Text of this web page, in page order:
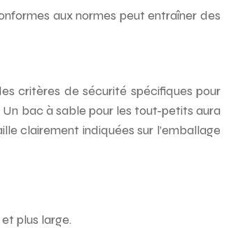
aux normes peut entraîner des
critères de sécurité spécifiques pour
bac à sable pour les tout-petits aura
clairement indiquées sur l’emballage
plus large.